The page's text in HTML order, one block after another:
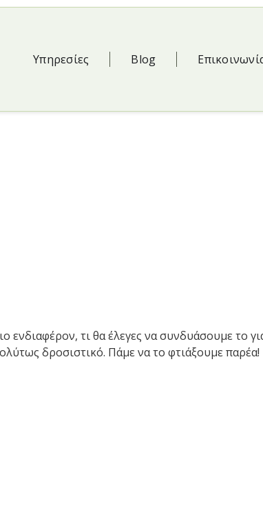
Υπηρεσίες Blog
τι θα έλεγες να συνδυάσουμε το
δροσιστικό. Πάμε να το φτιάξουμε παρέα!